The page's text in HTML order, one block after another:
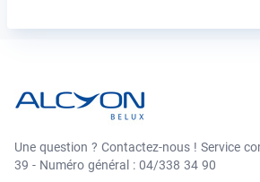
Une question ? Contactez-nous ! Service
39 - Numéro général : 04/338 34 90